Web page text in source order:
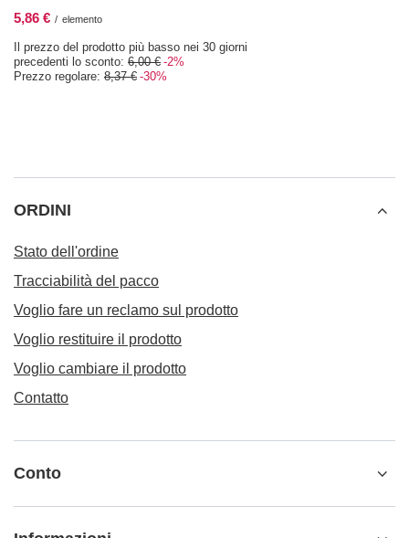
5,86 € / elemento
Il prezzo del prodotto più basso nei 30 giorni
precedenti lo sconto: 6,00 € -2%
Prezzo regolare: 8,37 € -30%
ORDINI
Stato dell'ordine
Tracciabilità del pacco
Voglio fare un reclamo sul prodotto
Voglio restituire il prodotto
Voglio cambiare il prodotto
Contatto
Conto